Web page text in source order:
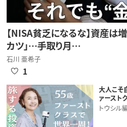
【NISA貧乏になるな】資産は
カツ」…手取り月…
石川 亜希子
1
大人こそ
ァースト
トウシル